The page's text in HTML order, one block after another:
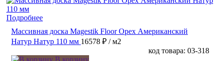
Подробнее
Массивная доска Magestik Floor Орех Американский
Натур Натур 110 мм 16578 ₽ / м2
код товара: 03-318
В корзину